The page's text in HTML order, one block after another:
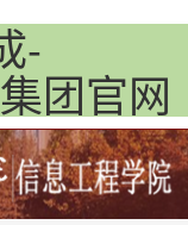
-
团官网